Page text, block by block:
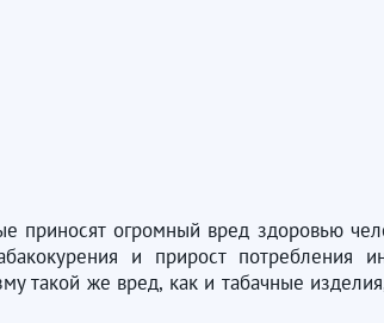
огромный вред здоровью
и прирост потребления
такой же вред, как и табачные